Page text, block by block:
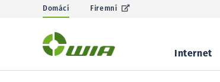
Domácí Firemní
Internet